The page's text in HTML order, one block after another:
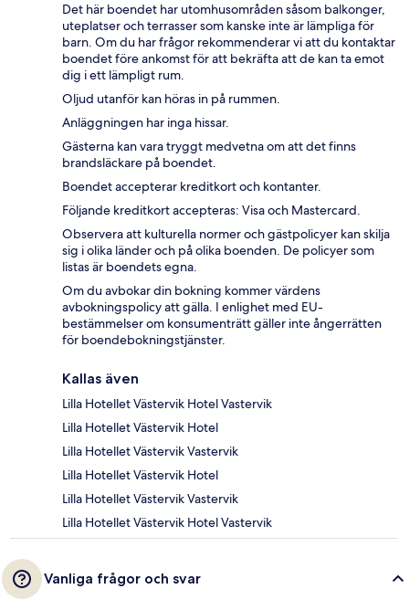
Det här boendet har utomhusområden såsom balkonger,
uteplatser och terrasser som kanske inte är lämpliga för
barn. Om du har frågor rekommenderar vi att du kontaktar
boendet före ankomst för att bekräfta att de kan ta emot
dig i ett lämpligt rum.
Oljud utanför kan höras in på rummen.
Anläggningen har inga hissar.
Gästerna kan vara tryggt medvetna om att det finns
brandsläckare på boendet.
Boendet accepterar kreditkort och kontanter.
Följande kreditkort accepteras: Visa och Mastercard.
Observera att kulturella normer och gästpolicyer kan skilja
sig i olika länder och på olika boenden. De policyer som
listas är boendets egna.
Om du avbokar din bokning kommer värdens
avbokningspolicy att gälla. I enlighet med EU-
bestämmelser om konsumenträtt gäller inte ångerrätten
för boendebokningstjänster.
Kallas även
Lilla Hotellet Västervik Hotel Vastervik
Lilla Hotellet Västervik Hotel
Lilla Hotellet Västervik Vastervik
Lilla Hotellet Västervik Hotel
Lilla Hotellet Västervik Vastervik
Lilla Hotellet Västervik Hotel Vastervik
Vanliga frågor och svar